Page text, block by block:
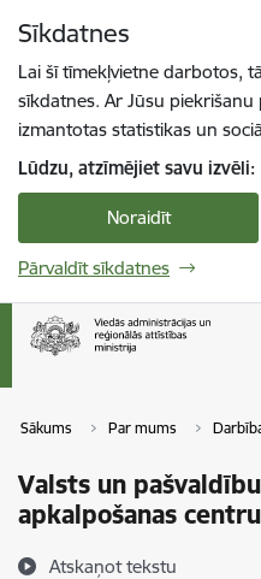
Sīkdatnes
Lai šī tīmekļvietne darbotos,
sīkdatnes. Ar Jūsu
izmantotas statistikas un
Lūdzu, atzīmējiet savu izvēli:
Noraidīt
Pārvaldīt sīkdatnes
Sākums Par mums
Valsts un
apkalpošanas
Atskaņot tekstu